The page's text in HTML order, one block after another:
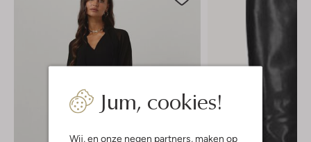
Jum, cookies!
Wij, en onze negen partners, maken op